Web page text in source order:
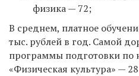
физика — 72;
В среднем, платное
тыс. рублей в год. Самой
программы подготовки по
«Физическая культура» —